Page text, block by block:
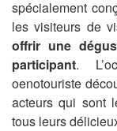
spécialement
les visiteurs de
offrir une
participant.
oenotouriste
acteurs qui sont
tous leurs